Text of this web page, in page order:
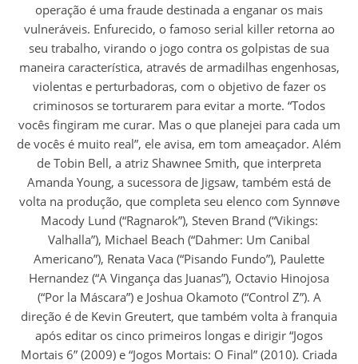
operação é uma fraude destinada a enganar os mais
vulneráveis. Enfurecido, o famoso serial killer retorna ao
seu trabalho, virando o jogo contra os golpistas de sua
maneira característica, através de armadilhas engenhosas,
violentas e perturbadoras, com o objetivo de fazer os
criminosos se torturarem para evitar a morte. “Todos
vocês fingiram me curar. Mas o que planejei para cada um
de vocês é muito real”, ele avisa, em tom ameaçador. Além
de Tobin Bell, a atriz Shawnee Smith, que interpreta
Amanda Young, a sucessora de Jigsaw, também está de
volta na produção, que completa seu elenco com Synnøve
Macody Lund (“Ragnarok”), Steven Brand (“Vikings:
Valhalla”), Michael Beach (“Dahmer: Um Canibal
Americano”), Renata Vaca (“Pisando Fundo”), Paulette
Hernandez (“A Vingança das Juanas”), Octavio Hinojosa
(“Por la Máscara”) e Joshua Okamoto (“Control Z”). A
direção é de Kevin Greutert, que também volta à franquia
após editar os cinco primeiros longas e dirigir “Jogos
Mortais 6” (2009) e “Jogos Mortais: O Final” (2010). Criada